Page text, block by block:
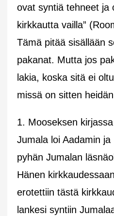
ovat syntiä tehneet ja
kirkkautta vailla”
Tämä pitää sisällään
pakanat. Mutta jos
lakia, koska sitä ei
missä on sitten
1. Mooseksen
Jumala loi Aadamin
pyhän Jumalan
Hänen
erotettiin tästä
lankesi syntiin